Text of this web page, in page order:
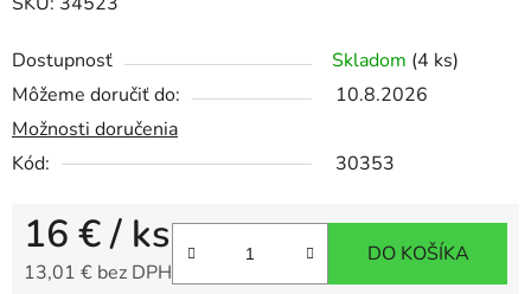
Dostupnosť Skladom (4 ks)
Môžeme doručiť do:
10.8.2026
Možnosti doručenia
Kód:
30353
16 €/ ks
13,01 € bez DPH
DO KOŠÍKA